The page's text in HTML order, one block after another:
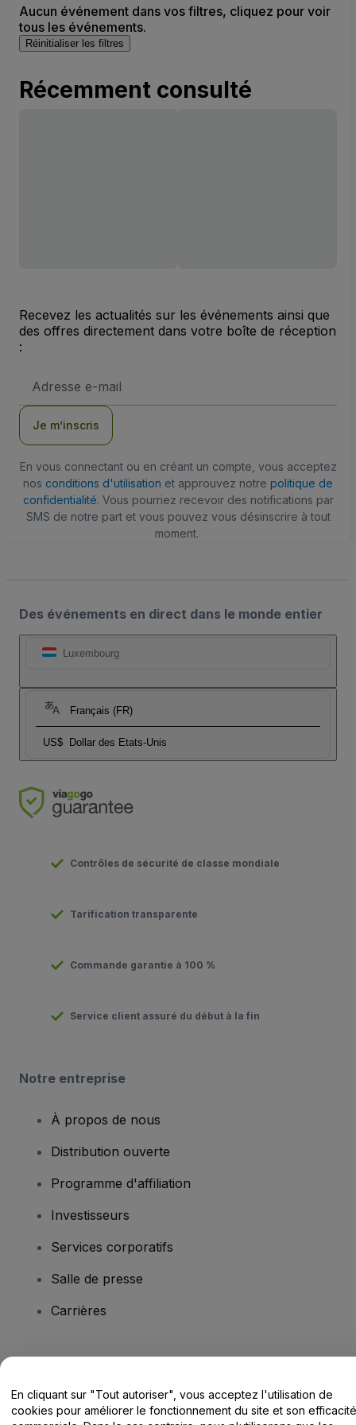
Aucun événement dans vos filtres, cliquez pour voir
tous les événements.
Réinitialiser les filtres
Récemment consulté
Recevez les actualités sur les événements ainsi que
des offres directement dans votre boîte de réception
:
e-
Je m’inscris
En vous connectant ou en créant un compte, vous acceptez
nos conditions d'utilisation et approuvez notre politique de
confidentialité. Vous pourriez recevoir des notifications par
SMS de notre part et vous pouvez vous désinscrire à tout
moment.
Des événements en direct dans le monde entier
Luxembourg
Français (FR)
US$ Dollar des Etats-Unis
Contrôles de sécurité de classe mondiale
Tarification transparente
Commande garantie à 100 %
Service client assuré du début à la fin
Notre entreprise
À propos de nous
Distribution ouverte
Programme d'affiliation
Investisseurs
Services corporatifs
Salle de presse
Carrières
Centre d'assistance / Nous contacter
En cliquant sur "Tout autoriser", vous acceptez l'utilisation de
cookies pour améliorer le fonctionnement du site et son efficacité